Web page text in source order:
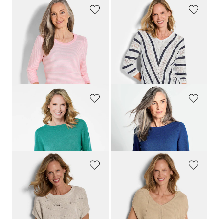
GOLDNER
Tricot pullover van katoen
+ 1
GOLDNER
59,95 €109,95 €
Laagste prijs van de afgelopen 30
dagen**: 89,95 € (-33%)
Pullover van kasjmier met boothals
149,95 €
+ 7
GOLDNER
Pullover van kasjmier met boothals
149,95 €
+ 7
GOLDNER
Ajourpullover met een mooie glans
49,95 €69,95 €
59,95 €99,95 €